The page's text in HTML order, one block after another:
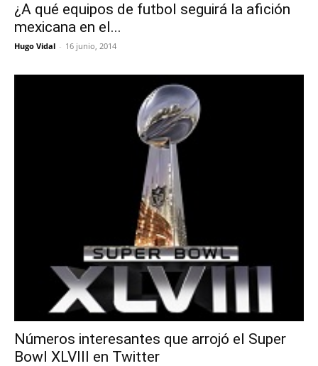
¿A qué equipos de futbol seguirá la afición
mexicana en el...
Hugo Vidal - 16 junio, 2014
Números interesantes que arrojó el Super
Bowl XLVIII en Twitter